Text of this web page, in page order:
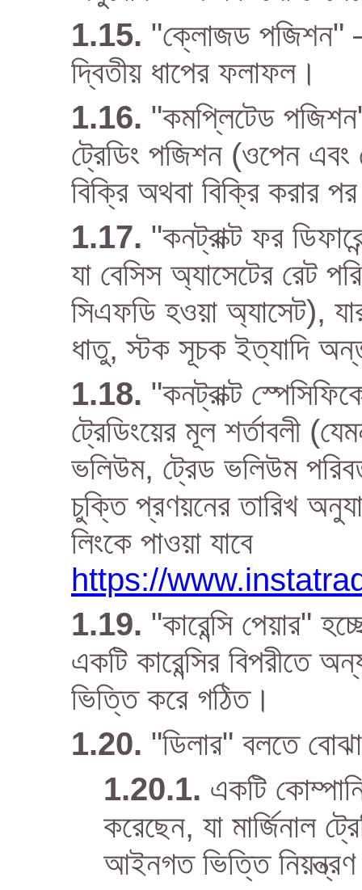
"ক্লোজড পজিশন"
দ্বিতীয় ধাপের ফলাফল।
"কমপ্লিটেড
ট্রেডিং পজিশন (ওপেন
বিক্রি অথবা বিক্রি করার
"কনট্রাক্ট ফর
যা বেসিস অ্যাসেটের রেট
সিএফডি হওয়া অ্যাসেট),
ধাতু, স্টক সূচক ইত্যাদি
"কনট্রাক্ট
ট্রেডিংয়ের মূল শর্তাবলী
ভলিউম, ট্রেড ভলিউম
চুক্তি প্রণয়নের তারিখ
লিংকে পাওয়া যাবে
https://
"কারেন্সি পেয়ার"
একটি কারেন্সির বিপরীতে
ভিত্তি করে গঠিত।
"ডিলার" বলতে
একটি
করেছেন, যা মার্জিনাল
আইনগত ভিত্তি